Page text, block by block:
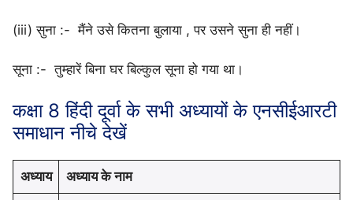
(iii) सुना :- मैंने उसे कितना बुलाया , पर उसने सुना ही नहीं।
सूना :- तुम्हारें बिना घर बिल्कुल सूना हो गया था।
कक्षा 8 हिंदी दूर्वा के सभी अध्यायों के एनसीईआरटी
समाधान नीचे देखें
अध्याय अध्याय के नाम